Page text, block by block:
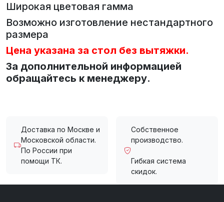
Широкая цветовая гамма
Возможно изготовление нестандартного
размера
Цена указана за стол без вытяжки.
За дополнительной информацией
обращайтесь к менеджеру.
Доставка по Москве и
Московской области.
По России при
помощи ТК.
Собственное
производство.
Гибкая система
скидок.